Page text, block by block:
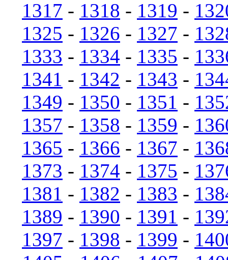
1317 - 1318 - 1319 -
1325 - 1326 - 1327 -
1333 - 1334 - 1335 -
1341 - 1342 - 1343 -
1349 - 1350 - 1351 -
1357 - 1358 - 1359 -
1365 - 1366 - 1367 -
1373 - 1374 - 1375 -
1381 - 1382 - 1383 -
1389 - 1390 - 1391 -
1397 - 1398 - 1399 -